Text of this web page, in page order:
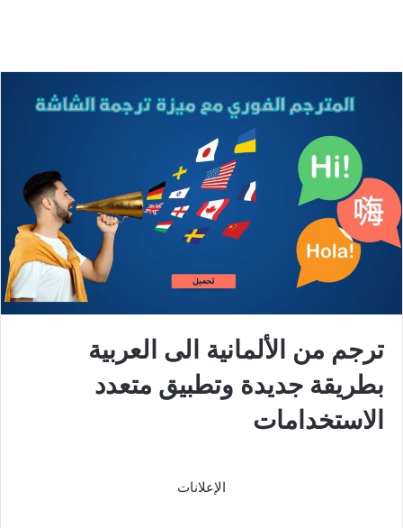
ترجم من الألمانية الى العربية
بطريقة جديدة وتطبيق متعدد
الاستخدامات
الإعلانات